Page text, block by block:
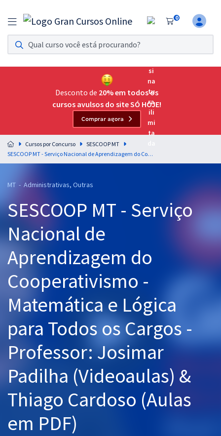
0
Assinatura Ilimitada 11
Acesso a todos os cursos. Teste grátis por 7 dias!
Assinatura OAB Até Passar
Acesso ilimitado a toda preparação para o Exame da
Residências Multiprofissionais
Preparação completa e intensiva para as principais
residências em saúde do Brasil
Cursos 20% OFF
Pós
Graduação
OAB
Questões grátis
Conteúdo gratuito
Aprovados
Atendimento
Desconto de 20% em todos os
cursos avulsos do site SÓ HOJE!
Comprar agora
Cursos por Concurso
SESCOOP MT
SESCOOP MT - Serviço Nacional de Aprendizagem do Cooperativismo - Matemática e Lógica para Todos os Cargos - Professor: Josimar Padilha (Videoaulas) & Thiago Cardoso (Aulas em PDF)
MT - Administrativas, Outras
SESCOOP MT - Serviço
Nacional de
Aprendizagem do
Cooperativismo -
Matemática e Lógica
para Todos os Cargos -
Professor: Josimar
Padilha (Videoaulas) &
Thiago Cardoso (Aulas
em PDF)